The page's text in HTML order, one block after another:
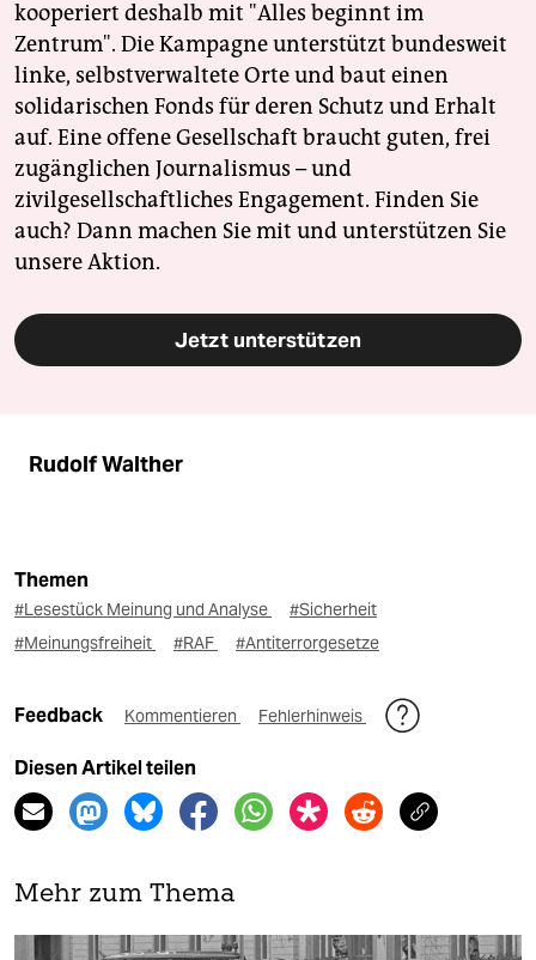
kooperiert deshalb mit "Alles beginnt im
Zentrum". Die Kampagne unterstützt bundesweit
linke, selbstverwaltete Orte und baut einen
solidarischen Fonds für deren Schutz und Erhalt
auf. Eine offene Gesellschaft braucht guten, frei
zugänglichen Journalismus – und
zivilgesellschaftliches Engagement. Finden Sie
auch? Dann machen Sie mit und unterstützen Sie
unsere Aktion.
Jetzt unterstützen
Rudolf Walther
Themen
#Lesestück Meinung und Analyse
#Sicherheit
#Meinungsfreiheit
#RAF #Antiterrorgesetze
Feedback Kommentieren Fehlerhinweis
Diesen Artikel teilen
Mehr zum Thema